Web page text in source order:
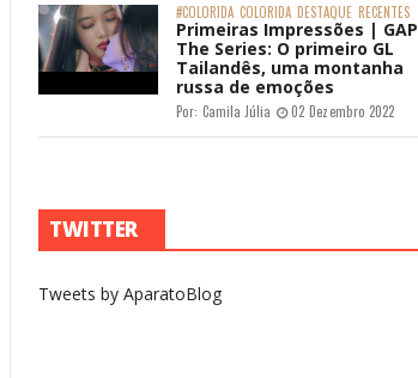
#COLORIDA COLORIDA DESTAQUE RECENTES
Primeiras Impressões | GAP
The Series: O primeiro GL
Tailandês, uma montanha
russa de emoções
Por: Camila Júlia 02 Dezembro 2022
TWITTER
Tweets by AparatoBlog